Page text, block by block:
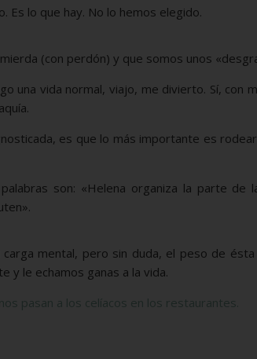
Es lo que hay. No lo hemos elegido.
(con perdón) y que somos unos
una vida normal, viajo, me divierto. Sí, con
es que lo más importante es
son: «Helena organiza la parte de
mental, pero sin duda, el peso de
y le echamos ganas a la vida.
pasan a los celíacos en los restaurantes.